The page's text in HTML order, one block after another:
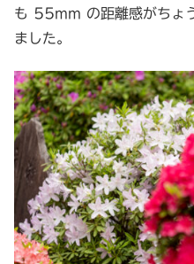
も 55mm の距離感がちょ
ました。